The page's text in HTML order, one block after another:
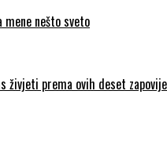
nešto sveto
živjeti prema ovih deset